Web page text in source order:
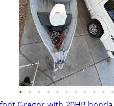
• • • • • • • • • • •